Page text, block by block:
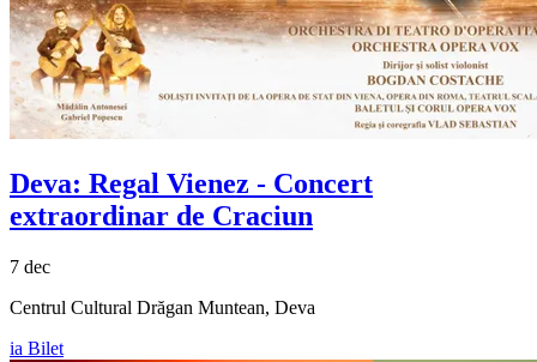
Deva: Regal Vienez - Concert
extraordinar de Craciun
7 dec
Centrul Cultural Drăgan Muntean, Deva
ia Bilet